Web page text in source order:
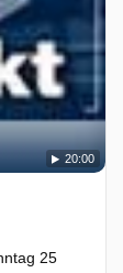
20:00
25